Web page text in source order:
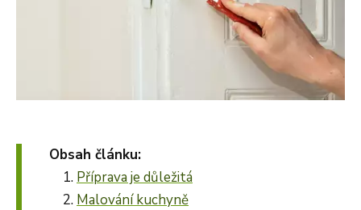
Obsah článku:
Příprava je důležitá
Malování kuchyně